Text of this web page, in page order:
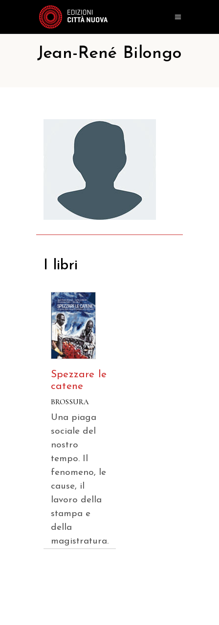
Jean-René Bilongo
I libri
Spezzare le
catene
BROSSURA
Una piaga
sociale del
nostro
tempo. Il
fenomeno, le
cause, il
lavoro della
stampa e
della
magistratura.